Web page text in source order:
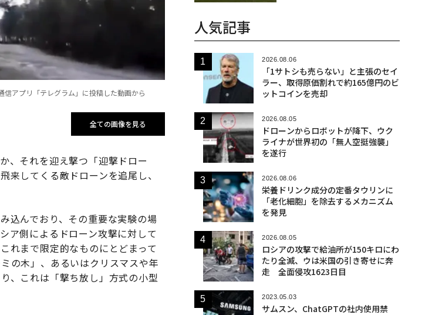
アプリ「テレグラム」に投稿した動画から
全ての画像を見る
、それを迎え撃つ「迎撃ドロー
来してくる敵ドローンを追尾し、
込んでおり、その重要な実験の場
ア側によるドローン攻撃に対して
れまで限定的なものにとどまって
の木」、あるいはクリスマスや年
、これは「撃ち放し」方式の小型
人気記事
2026.08.06
「1サトシも売らない」と主張のセイ
ラー、取得原価割れで約165億円のビ
ットコインを売却
2026.08.05
ドローンからロボットが降下、ウク
ライナが世界初の「無人空挺強襲」
を遂行
2026.08.06
栄養ドリンク成分の定番タウリンに
「老化細胞」を除去するメカニズム
を発見
2026.08.05
ロシアの攻撃で給油所が150キロにわ
たり全滅、ウは米国の引き寄せに奔
走 全面侵攻1623日目
2023.05.03
サムスン、ChatGPTの社内使用禁